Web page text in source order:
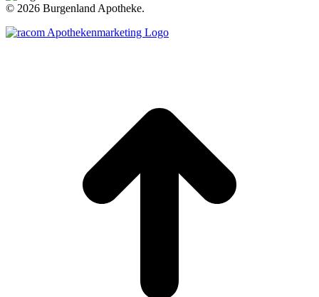
© 2026 Burgenland Apotheke.